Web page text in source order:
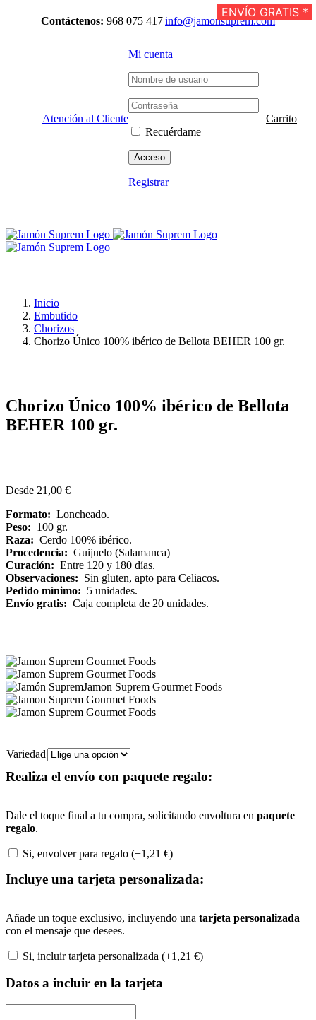
Contáctenos: 968 075 417|info@jamonsuprem.com
Atención al Cliente
Mi cuenta
Recuérdame
Registrar
Carrito
Inicio
Embutido
Chorizos
Chorizo Único 100% ibérico de Bellota BEHER 100 gr.
ENVÍO GRATIS *
Chorizo Único 100% ibérico de Bellota
BEHER 100 gr.
Desde 21,00 €
Formato: Loncheado.
Peso: 100 gr.
Raza: Cerdo 100% ibérico.
Procedencia: Guijuelo (Salamanca)
Curación: Entre 120 y 180 días.
Observaciones: Sin gluten, apto para Celiacos.
Pedido mínimo: 5 unidades.
Envío gratis: Caja completa de 20 unidades.
Variedad
Realiza el envío con paquete regalo:
Dale el toque final a tu compra, solicitando envoltura en paquete
regalo.
Si, envolver para regalo (+1,21 €)
Incluye una tarjeta personalizada:
Añade un toque exclusivo, incluyendo una tarjeta personalizada
con el mensaje que desees.
Si, incluir tarjeta personalizada (+1,21 €)
Datos a incluir en la tarjeta